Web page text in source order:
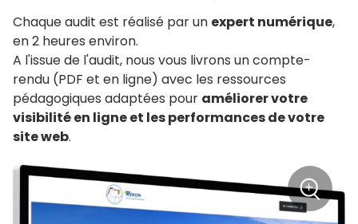
Chaque audit est réalisé par un expert numérique,
en 2 heures environ.
A l'issue de l'audit, nous vous livrons un compte-
rendu (PDF et en ligne) avec les ressources
pédagogiques adaptées pour améliorer votre
visibilité en ligne et les performances de votre
site web.
Zoom
+